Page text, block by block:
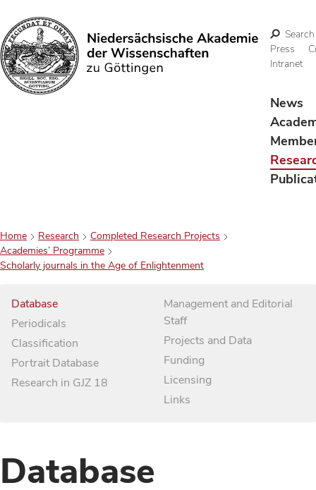
Search
Search
Press
Intranet
News
Home Research
Completed Research Projects
Academies’ Programme
Scholarly journals in the Age of Enlightenment
Database
Periodicals
Classification
Portrait Database
Research in GJZ 18
Management and Editorial
Staff
Projects and Data
Funding
Licensing
Links
Database